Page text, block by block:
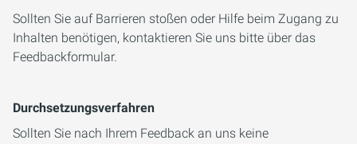
Sollten Sie auf Barrieren stoßen oder Hilfe beim Zugang zu
Inhalten benötigen, kontaktieren Sie uns bitte über das
Feedbackformular.
Durchsetzungsverfahren
Sollten Sie nach Ihrem Feedback an uns keine